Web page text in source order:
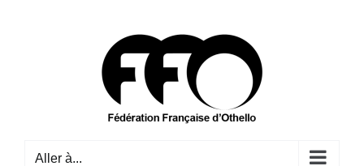
Aller à...